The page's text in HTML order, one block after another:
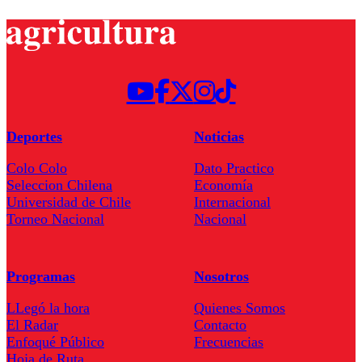
Deportes
Colo Colo
Seleccion Chilena
Universidad de Chile
Torneo Nacional
Noticias
Dato Practico
Economía
Internacional
Nacional
Programas
LLegó la hora
El Radar
Enfoqué Público
Nosotros
Quienes Somos
Contacto
Frecuencias